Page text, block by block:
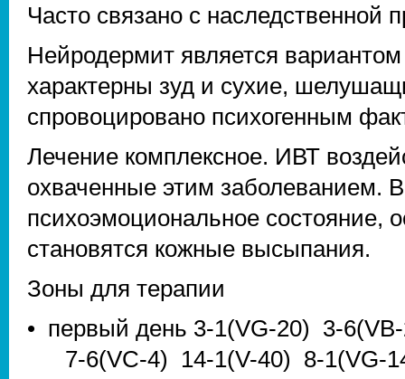
Часто связано с наследственной
Нейродермит является
характерны зуд и сухие,
спровоцировано психогенным
Лечение комплексное. ИВТ
охваченные этим заболеванием.
психоэмоциональное состояние,
становятся кожные высыпания.
Зоны для терапии
• первый день 3-1(VG-20) 3-
7-6(VC-4) 14-1(V-40) 8-1(VG-